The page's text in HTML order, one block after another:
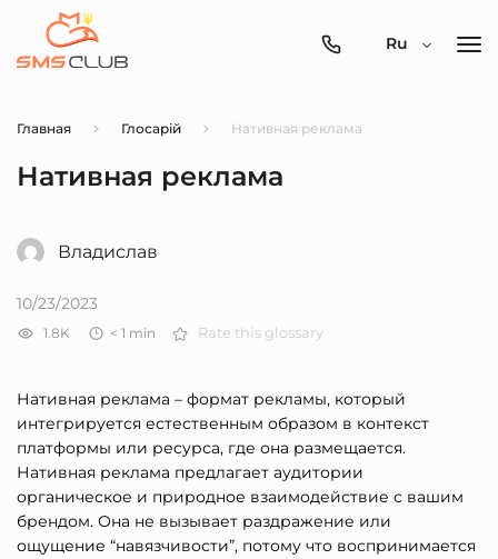
0800-
Ru
Главная Глосарій Нативная реклама
Нативная реклама
Владислав
10/23/2023
1.8K < 1 min Rate this glossary
Нативная реклама – формат рекламы, который
интегрируется естественным образом в контекст
платформы или ресурса, где она размещается.
Нативная реклама предлагает аудитории
органическое и природное взаимодействие с вашим
брендом. Она не вызывает раздражение или
ощущение “навязчивости”, потому что воспринимается